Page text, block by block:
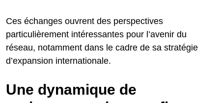
Ces échanges ouvrent des perspectives
particulièrement intéressantes pour l’avenir du
réseau, notamment dans le cadre de sa stratégie
d’expansion internationale.
Une dynamique de